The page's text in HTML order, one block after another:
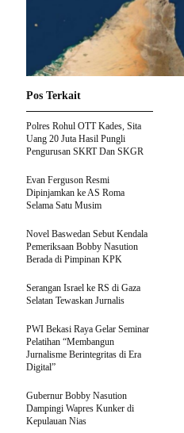
Pos Terkait
Polres Rohul OTT Kades, Sita
Uang 20 Juta Hasil Pungli
Pengurusan SKRT Dan SKGR
Evan Ferguson Resmi
Dipinjamkan ke AS Roma
Selama Satu Musim
Novel Baswedan Sebut Kendala
Pemeriksaan Bobby Nasution
Berada di Pimpinan KPK
Serangan Israel ke RS di Gaza
Selatan Tewaskan Jurnalis
PWI Bekasi Raya Gelar Seminar
Pelatihan “Membangun
Jurnalisme Berintegritas di Era
Digital”
Gubernur Bobby Nasution
Dampingi Wapres Kunker di
Kepulauan Nias